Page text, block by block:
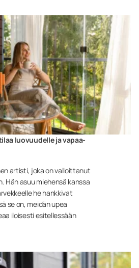
luovuudelle ja vapaa-
artisti, joka on valloittanut
Hän asuu miehensä kanssa
he hankkivat
se on, meidän upea
iloisesti esitellessään